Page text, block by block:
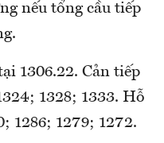
nếu tổng cầu tiếp
1306.22. Cản tiếp
1328; 1333. Hỗ
1286; 1279; 1272.